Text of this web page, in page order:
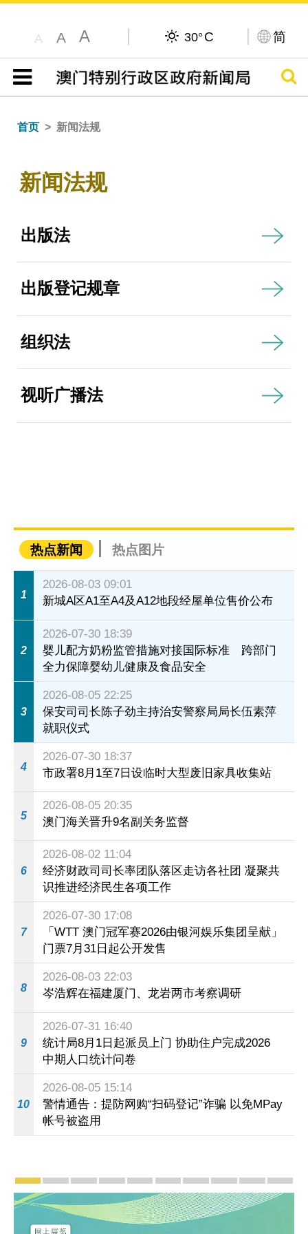
A A A 30° C 简
目录
搜寻
首页 新闻法规
新闻法规
出版法
出版登记规章
组织法
视听广播法
热点新闻 热点图片
1
2026-08-03 09:01
新城A区A1至A4及A12地段经屋单位售价公布
2
2026-07-30 18:39
婴儿配方奶粉监管措施对接国际标准 跨部门
全力保障婴幼儿健康及食品安全
3
2026-08-05 22:25
保安司司长陈子劲主持治安警察局局长伍素萍
就职仪式
4
2026-07-30 18:37
市政署8月1至7日设临时大型废旧家具收集站
5
2026-08-05 20:35
澳门海关晋升9名副关务监督
6
2026-08-02 11:04
经济财政司司长率团队落区走访各社团 凝聚共
识推进经济民生各项工作
7
2026-07-30 17:08
「WTT 澳门冠军赛2026由银河娱乐集团呈献」
门票7月31日起公开发售
8
2026-08-03 22:03
岑浩辉在福建厦门、龙岩两市考察调研
9
2026-07-31 16:40
统计局8月1日起派员上门 协助住户完成2026
中期人口统计问卷
10
2026-08-05 15:14
警情通告：提防网购“扫码登记”诈骗 以免MPay
帐号被盗用
宣传及推广
赓续中葡传统友谊 续写“一国两制”新篇章 — 澳门“
澳门名片集
行政长官岑浩辉11月18日发表2026年施
施政特写澳门特别行政区经济和社会发
横琴粤澳深度合作区专题
施政小讲堂
走进澳门澳门相簿
《澳